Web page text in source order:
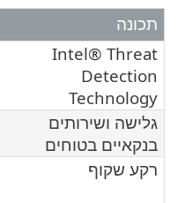
תכונה
Intel® Threat
Detection
Technology
גלישה ושירותים
בנקאיים בטוחים
רקע שקוף